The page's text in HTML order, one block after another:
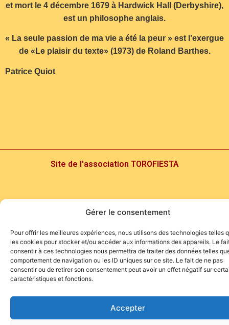
Gérer le consentement
Pour offrir les meilleures expériences, nous utilisons des technologies telles
les cookies pour stocker et/ou accéder aux informations des appareils. Le
consentir à ces technologies nous permettra de traiter des données telles
comportement de navigation ou les ID uniques sur ce site. Le fait de ne pas
consentir ou de retirer son consentement peut avoir un effet négatif sur
caractéristiques et fonctions.
Accepter
et mort le 4 décembre 1679 à Hardwick Hall (Derbyshire),
est un philosophe anglais.
« La seule passion de ma vie a été la peur » est l’exergue
de «Le plaisir du texte» (1973) de Roland Barthes.
Patrice Quiot
Site de l'association TOROFIESTA